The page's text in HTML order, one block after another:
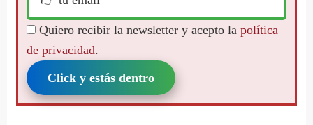
Quiero recibir la newsletter y acepto lapolítica
de privacidad.
Click y estás dentro